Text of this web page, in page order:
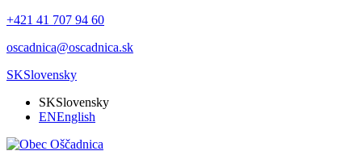
+421 41 707 94 60
oscadnica@oscadnica.sk
SKSlovensky
SKSlovensky
ENEnglish